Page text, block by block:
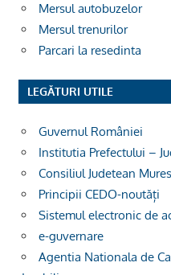
Mersul autobuzelor
Mersul trenurilor
Parcari la resedinta
LEGĂTURI UTILE
Guvernul României
Institutia Prefectului –
Consiliul Judetean Mures
Principii CEDO-noutăți
Sistemul electronic de
e-guvernare
Agentia Nationala de